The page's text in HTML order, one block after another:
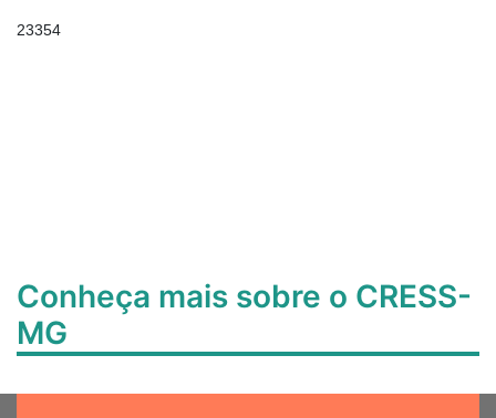
23354
Conheça mais sobre o CRESS-
MG